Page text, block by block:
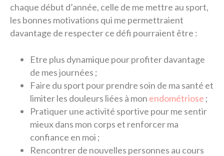
chaque début d’année, celle de me mettre au sport,
les bonnes motivations qui me permettraient
davantage de respecter ce défi pourraient être :
Etre plus dynamique pour profiter davantage
de mes journées ;
Faire du sport pour prendre soin de ma santé et
limiter les douleurs liées à mon endométriose ;
Pratiquer une activité sportive pour me sentir
mieux dans mon corps et renforcer ma
confiance en moi ;
Rencontrer de nouvelles personnes au cours